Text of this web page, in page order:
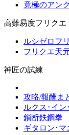
竟極のアン
高難易度フリクエ
ルシゼロフ
フリクエ天
神匠の試練
攻略/報酬ま
ルクス･イン
鎖断鉄鋼拳
ギタロン･マ